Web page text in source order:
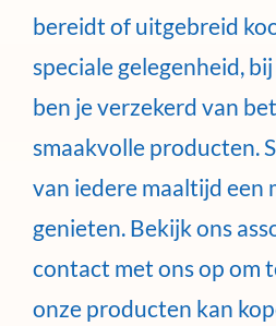
bereidt of uitgebreid
speciale gelegenheid,
ben je verzekerd van
smaakvolle producten.
van iedere maaltijd een
genieten. Bekijk ons
contact met ons op om
onze producten kan